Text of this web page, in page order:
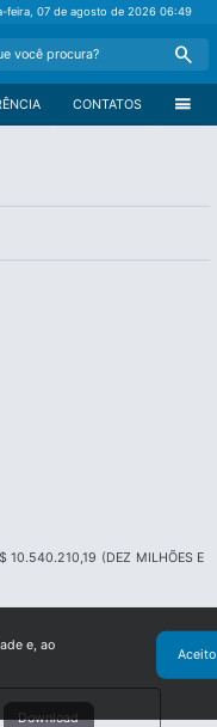
feira, 07 de agosto de 202606:49
Search
menu
CONTATOS
10.540.210,19 (DEZ MILHÕES E
Download
e, ao
Aceito